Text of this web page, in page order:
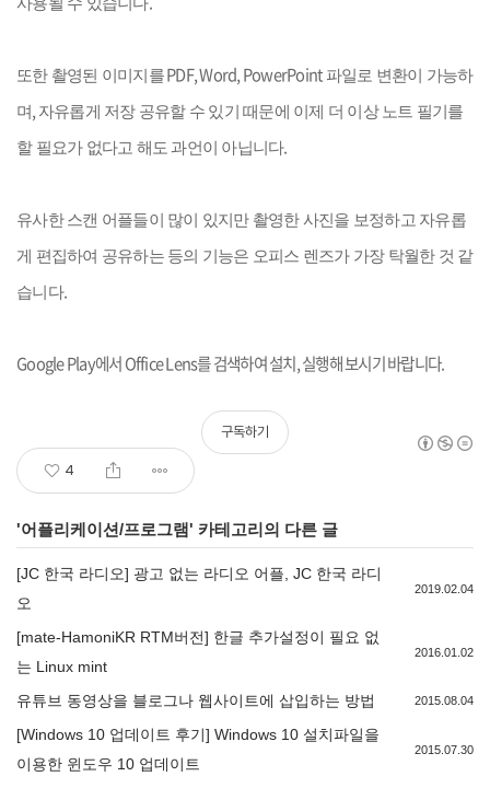
또한 촬영된 이미지를PDF, Word, PowerPoint 파일로 변환이 가능하
며, 자유롭게 저장 공유할 수 있기 때문에 이제 더 이상 노트 필기를
할 필요가 없다고 해도 과언이 아닙니다.
유사한 스캔 어플들이 많이 있지만 촬영한 사진을 보정하고 자유롭
게 편집하여 공유하는 등의 기능은 오피스 렌즈가 가장 탁월한 것 같
습니다.
Google Play에서Office Lens를 검색하여 설치,실행해 보시기 바랍니다.
4
구독하기
'어플리케이션/프로그램' 카테고리의 다른 글
[JC 한국 라디오] 광고 없는 라디오 어플, JC 한국 라디
오
2019.02.04
[mate-HamoniKR RTM버전] 한글 추가설정이 필요 없
는 Linux mint
2016.01.02
유튜브 동영상을 블로그나 웹사이트에 삽입하는 방법 2015.08.04
[Windows 10 업데이트 후기] Windows 10 설치파일을
이용한 윈도우 10 업데이트
2015.07.30